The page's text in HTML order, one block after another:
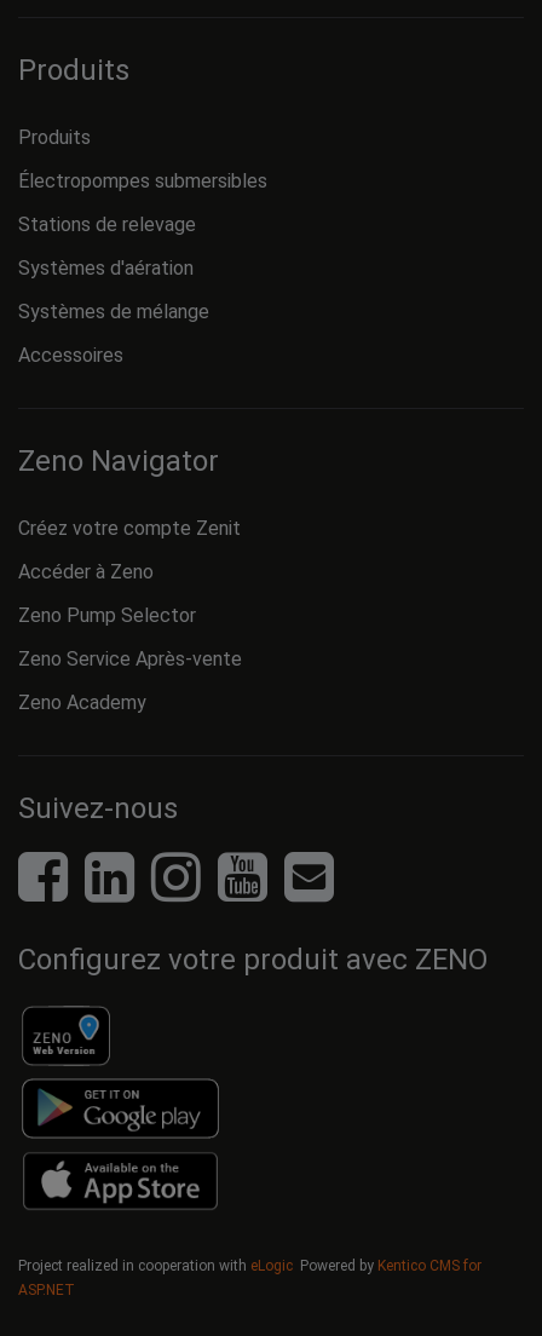
Produits
Produits
Électropompes submersibles
Stations de relevage
Systèmes d'aération
Systèmes de mélange
Accessoires
Zeno Navigator
Créez votre compte Zenit
Accéder à Zeno
Zeno Pump Selector
Zeno Service Après-vente
Zeno Academy
Suivez-nous
Configurez votre produit avec ZENO
Project realized in cooperation with eLogic Powered by Kentico CMS for
ASP.NET